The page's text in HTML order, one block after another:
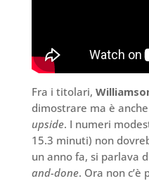
Fra i titolari,
dimostrare ma è
upside. I numeri
15.3 minuti) non
un anno fa, si parlava
and-done. Ora non